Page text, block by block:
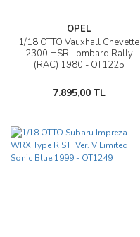
OPEL
1/18 OTTO Vauxhall Chevette
2300 HSR Lombard Rally
(RAC) 1980 - OT1225
7.895,00 TL